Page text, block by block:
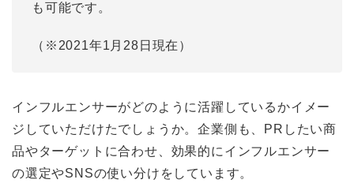
も可能です。
（※2021年1月28日現在）
インフルエンサーがどのように活躍しているかイメー
ジしていただけたでしょうか。企業側も、PRしたい商
品やターゲットに合わせ、効果的にインフルエンサー
の選定やSNSの使い分けをしています。